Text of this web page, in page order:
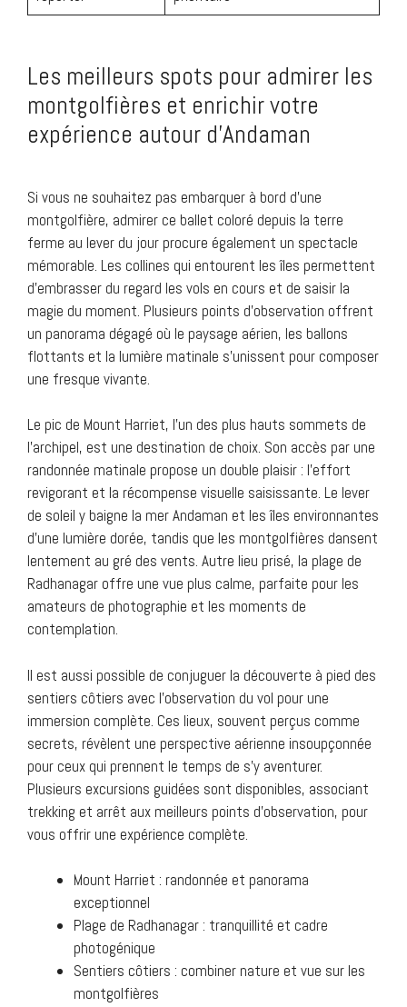
Les meilleurs spots pour admirer les
montgolfières et enrichir votre
expérience autour d’Andaman
Si vous ne souhaitez pas embarquer à bord d’une
montgolfière, admirer ce ballet coloré depuis la terre
ferme au lever du jour procure également un spectacle
mémorable. Les collines qui entourent les îles permettent
d’embrasser du regard les vols en cours et de saisir la
magie du moment. Plusieurs points d’observation offrent
un panorama dégagé où le paysage aérien, les ballons
flottants et la lumière matinale s’unissent pour composer
une fresque vivante.
Le pic de Mount Harriet, l’un des plus hauts sommets de
l’archipel, est une destination de choix. Son accès par une
randonnée matinale propose un double plaisir : l’effort
revigorant et la récompense visuelle saisissante. Le lever
de soleil y baigne la mer Andaman et les îles environnantes
d’une lumière dorée, tandis que les montgolfières dansent
lentement au gré des vents. Autre lieu prisé, la plage de
Radhanagar offre une vue plus calme, parfaite pour les
amateurs de photographie et les moments de
contemplation.
Il est aussi possible de conjuguer la découverte à pied des
sentiers côtiers avec l’observation du vol pour une
immersion complète. Ces lieux, souvent perçus comme
secrets, révèlent une perspective aérienne insoupçonnée
pour ceux qui prennent le temps de s’y aventurer.
Plusieurs excursions guidées sont disponibles, associant
trekking et arrêt aux meilleurs points d’observation, pour
vous offrir une expérience complète.
Mount Harriet : randonnée et panorama
exceptionnel
Plage de Radhanagar : tranquillité et cadre
photogénique
Sentiers côtiers : combiner nature et vue sur les
montgolfières